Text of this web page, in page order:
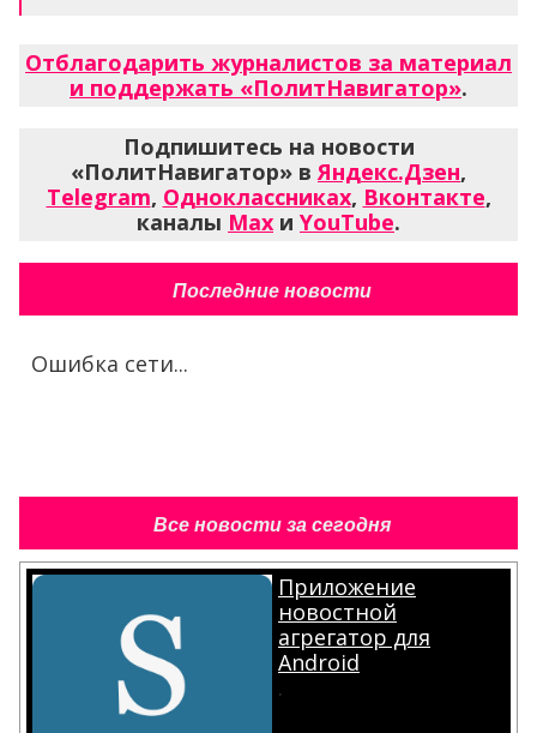
Отблагодарить журналистов за материал
и поддержать «ПолитНавигатор».
Подпишитесь на новости
«ПолитНавигатор» вЯндекс.Дзен,
Telegram, Одноклассниках, Вконтакте,
каналы Max и YouTube.
Последние новости
Ошибка сети...
Все новости за сегодня
Приложение
новостной
агрегатор для
Android
.